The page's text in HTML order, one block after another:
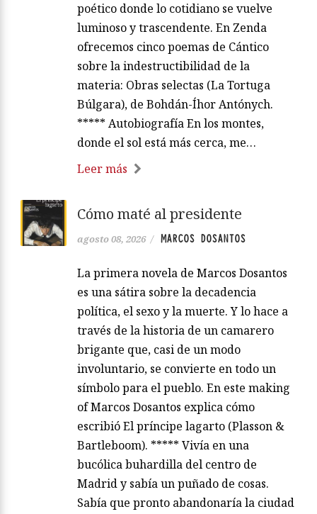
poético donde lo cotidiano se vuelve
luminoso y trascendente. En Zenda
ofrecemos cinco poemas de Cántico
sobre la indestructibilidad de la
materia: Obras selectas (La Tortuga
Búlgara), de Bohdán-Íhor Antónych.
***** Autobiografía En los montes,
donde el sol está más cerca, me…
Leer más
Cómo maté al presidente
agosto 08, 2026 / MARCOS DOSANTOS
La primera novela de Marcos Dosantos
es una sátira sobre la decadencia
política, el sexo y la muerte. Y lo hace a
través de la historia de un camarero
brigante que, casi de un modo
involuntario, se convierte en todo un
símbolo para el pueblo. En este making
of Marcos Dosantos explica cómo
escribió El príncipe lagarto (Plasson &
Bartleboom). ***** Vivía en una
bucólica buhardilla del centro de
Madrid y sabía un puñado de cosas.
Sabía que pronto abandonaría la ciudad